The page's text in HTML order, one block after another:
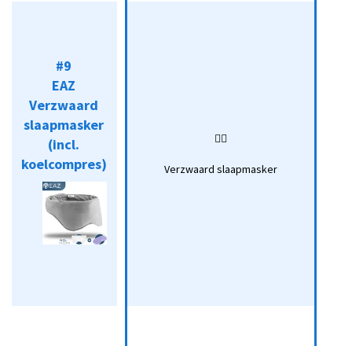
Verzwaard
slaapmasker
(incl.
koelcompres)
slaapmasker
🏋️‍♀️
Verzwaard slaapmasker
#9
EAZ
Verzwaard
slaapmasker
(incl.
koelcompres)